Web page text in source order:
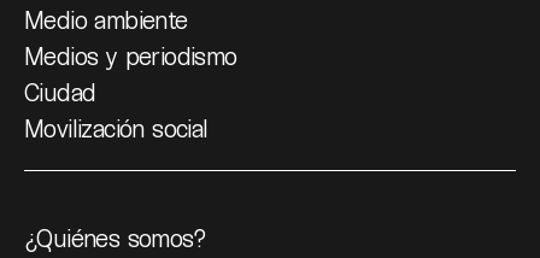
Medio ambiente
Medios y periodismo
Ciudad
Movilización social
¿Quiénes somos?